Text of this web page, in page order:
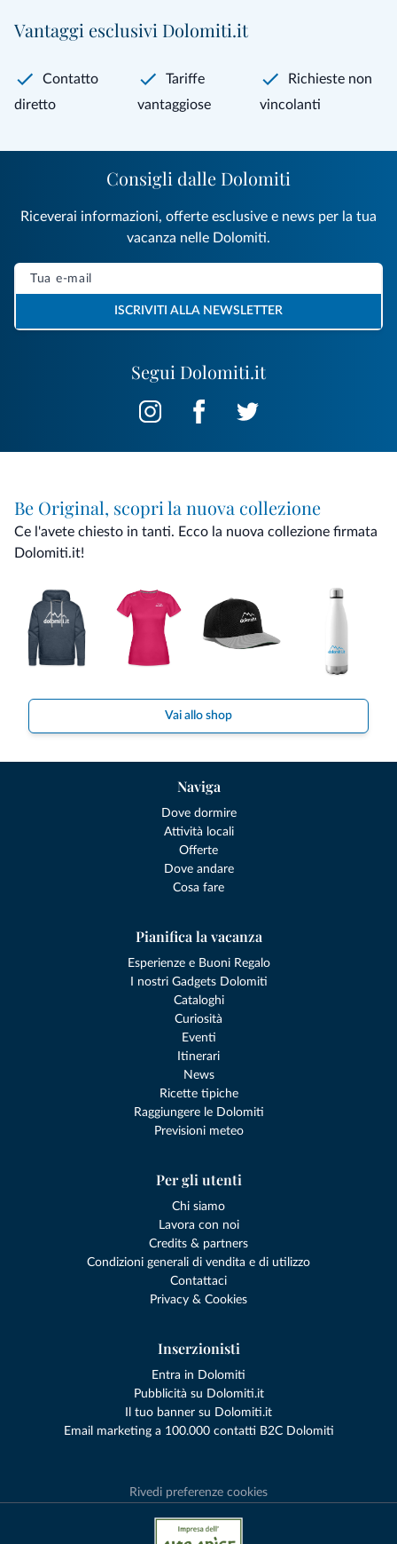
Vantaggi esclusivi Dolomiti.it
Contatto
diretto
Tariffe
vantaggiose
Richieste non
vincolanti
Segui Dolomiti.it
Consigli dalle Dolomiti
Riceverai informazioni, offerte esclusive e news per la tua
vacanza nelle Dolomiti.
ISCRIVITI ALLA NEWSLETTER
Be Original, scopri la nuova collezione
Ce l'avete chiesto in tanti. Ecco la nuova collezione firmata
Dolomiti.it!
Vai allo shop
Naviga
Dove dormire
Attività locali
Offerte
Dove andare
Cosa fare
Pianifica la vacanza
Esperienze e Buoni Regalo
I nostri Gadgets Dolomiti
Cataloghi
Curiosità
Eventi
Itinerari
News
Ricette tipiche
Raggiungere le Dolomiti
Previsioni meteo
Per gli utenti
Chi siamo
Lavora con noi
Credits & partners
Condizioni generali di vendita e di utilizzo
Contattaci
Privacy & Cookies
Inserzionisti
Entra in Dolomiti
Pubblicità su Dolomiti.it
Il tuo banner su Dolomiti.it
Email marketing a 100.000 contatti B2C Dolomiti
Rivedi preferenze cookies